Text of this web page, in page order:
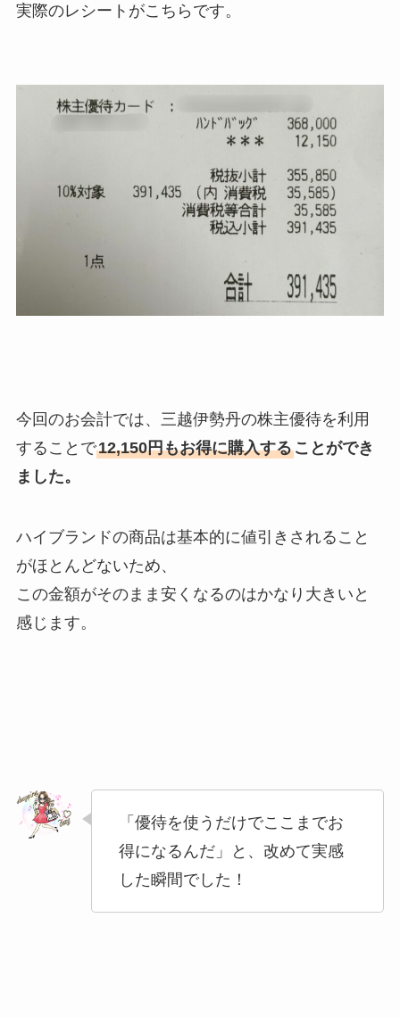
実際のレシートがこちらです。
今回のお会計では、三越伊勢丹の株主優待を利用
することで12,150円もお得に購入することができ
ました。
ハイブランドの商品は基本的に値引きされること
がほとんどないため、
この金額がそのまま安くなるのはかなり大きいと
感じます。
「優待を使うだけでここまでお
得になるんだ」と、改めて実感
した瞬間でした！